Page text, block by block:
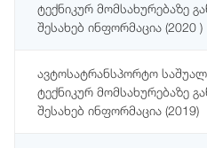
ტექნიკურ მომსახურებაზე
შესახებ ინფორმაცია (2020 )
ავტოსატრანსპორტო
ტექნიკურ მომსახურებაზე
შესახებ ინფორმაცია (2019)